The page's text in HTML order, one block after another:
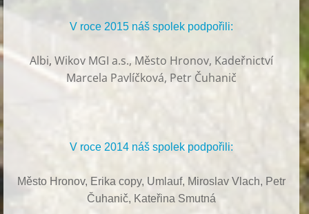
V roce 2015 náš spolek podpořili:
Albi,Wikov MGI a.s., Město Hronov, Kadeřnictví
Marcela Pavlíčková, Petr Čuhanič
V roce 2014 náš spolek podpořili:
Město Hronov, Erika copy, Umlauf, Miroslav Vlach, Petr
Čuhanič, Kateřina Smutná